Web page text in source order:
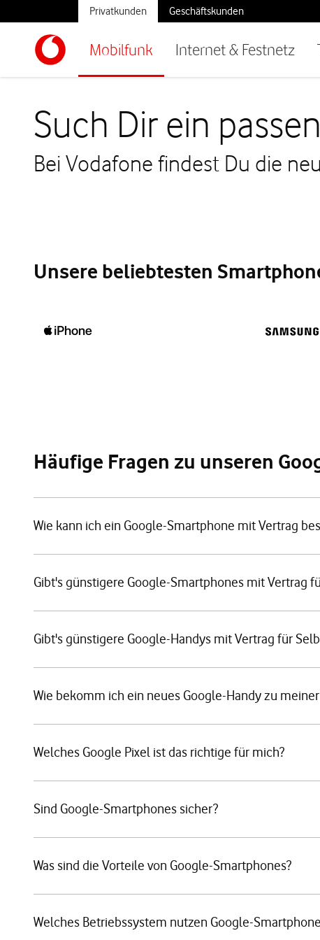
Mobilfunk Internet & Festnetz
Privatkunden Geschäftskunden
Such Dir ein
Bei Vodafone findest Du die
Unsere beliebtesten
Häufige Fragen zu unseren
Wie kann ich ein Google-Smartphone mit Vertrag
Gibt's günstigere Google-Smartphones mit Vertrag
Gibt's günstigere Google-Handys mit Vertrag für
Wie bekomm ich ein neues Google-Handy zu
Welches Google Pixel ist das richtige für mich?
Sind Google-Smartphones sicher?
Was sind die Vorteile von Google-Smartphones?
Welches Betriebssystem nutzen Google-